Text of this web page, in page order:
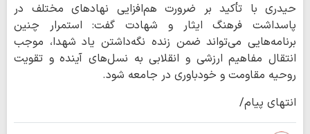
حیدری با تأکید بر ضرورت هم‌افزایی نهادهای مختلف در
پاسداشت فرهنگ ایثار و شهادت گفت: استمرار چنین
برنامه‌هایی می‌تواند ضمن زنده نگه‌داشتن یاد شهدا، موجب
انتقال مفاهیم ارزشی و انقلابی به نسل‌های آینده و تقویت
روحیه مقاومت و خودباوری در جامعه شود.
انتهای پیام/